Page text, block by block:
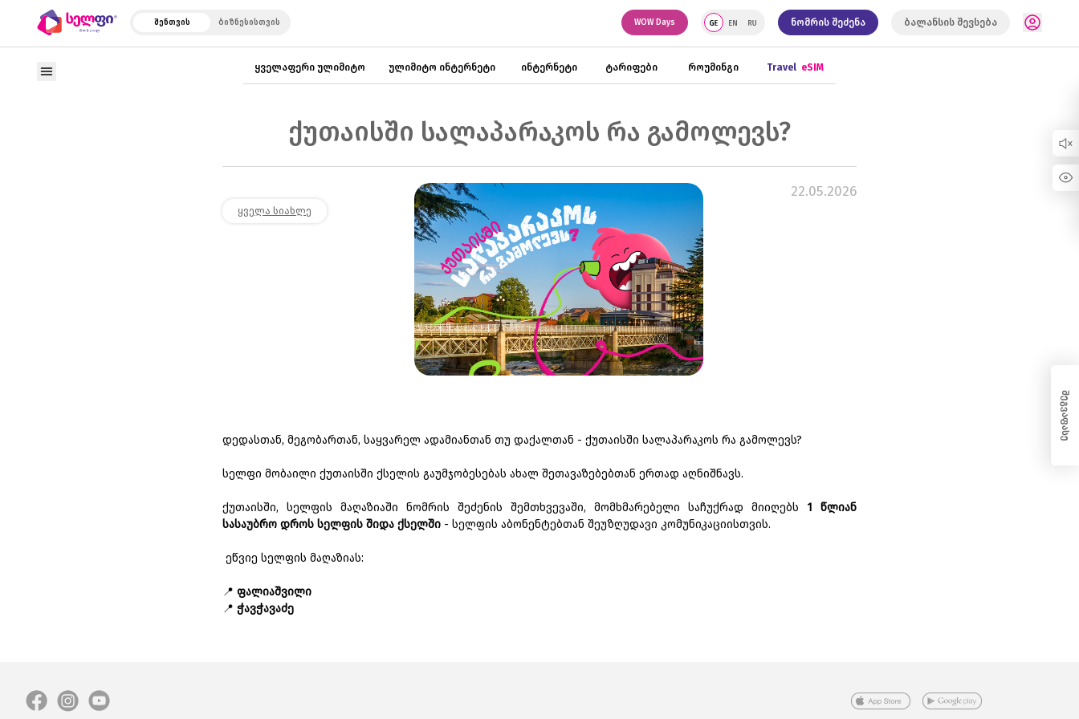
შენთვის ბიზნესისთვის WOW Days ნომრის შეძენა ბალანსის შევსება
ყველაფერი ულიმიტო ულიმიტო ინტერნეტი ინტერნეტი ტარიფები როუმინგი TraveleSIM
ქუთაისში სალაპარაკოს რა გამოლევს?
ყველა სიახლე
22.05.2026
დედასთან, მეგობართან, საყვარელ ადამიანთან თუ დაქალთან - ქუთაისში სალაპარაკოს რა გამოლევს?
სელფი მობაილი ქუთაისში ქსელის გაუმჯობესებას ახალ შეთავაზებებთან ერთად აღნიშნავს.
ქუთაისში, სელფის მაღაზიაში ნომრის შეძენის შემთხვევაში, მომხმარებელი საჩუქრად მიიღებს 1 წლიან
სასაუბრო დროს სელფის შიდა ქსელში - სელფის აბონენტებთან შეუზღუდავი კომუნიკაციისთვის.
ეწვიე სელფის მაღაზიას:
📍 ფალიაშვილი
📍 ჭავჭავაძე
შეგვაფასე